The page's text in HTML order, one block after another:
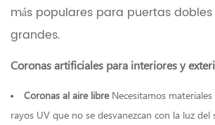
más populares para puertas
grandes.
Coronas artificiales para interiores y
Coronas al aire libre Necesitamos
rayos UV que no se desvanezcan con la luz del